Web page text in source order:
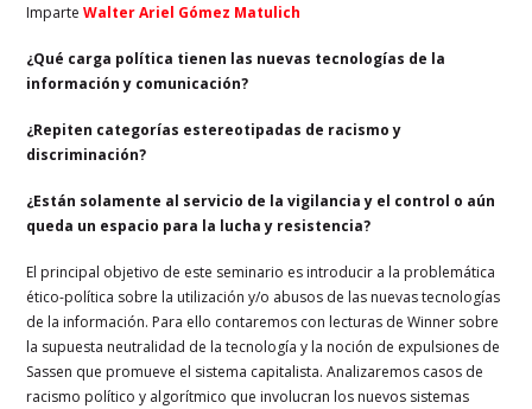
ImparteWalter Ariel Gómez Matulich
¿Qué carga política tienen las nuevas tecnologías de la
información y comunicación?
¿Repiten categorías estereotipadas de racismo y
discriminación?
¿Están solamente al servicio de la vigilancia y el control o aún
queda un espacio para la lucha y resistencia?
El principal objetivo de este seminario es introducir a la problemática
ético-política sobre la utilización y/o abusos de las nuevas tecnologías
de la información. Para ello contaremos con lecturas de Winner sobre
la supuesta neutralidad de la tecnología y la noción de expulsiones de
Sassen que promueve el sistema capitalista. Analizaremos casos de
racismo político y algorítmico que involucran los nuevos sistemas